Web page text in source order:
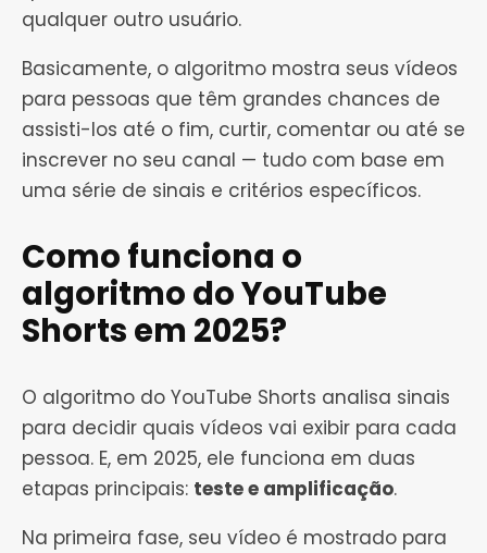
qualquer outro usuário.
Basicamente, o algoritmo mostra seus vídeos
para pessoas que têm grandes chances de
assisti-los até o fim, curtir, comentar ou até se
inscrever no seu canal — tudo com base em
uma série de sinais e critérios específicos.
Como funciona o
algoritmo do YouTube
Shorts em 2025?
O algoritmo do YouTube Shorts analisa sinais
para decidir quais vídeos vai exibir para cada
pessoa. E, em 2025, ele funciona em duas
etapas principais: teste e amplificação.
Na primeira fase, seu vídeo é mostrado para